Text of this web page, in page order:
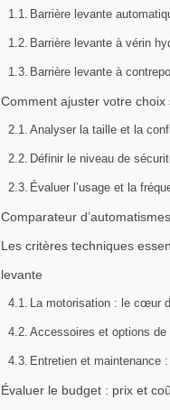
Barrière levante
Barrière levante à vérin
Barrière levante à
Comment ajuster votre
Analyser la taille et la
Définir le niveau de
Évaluer l’usage et la
Comparateur
Les critères techniques
levante
La motorisation : le cœur
Accessoires et options
Entretien et maintenance
Évaluer le budget : prix et